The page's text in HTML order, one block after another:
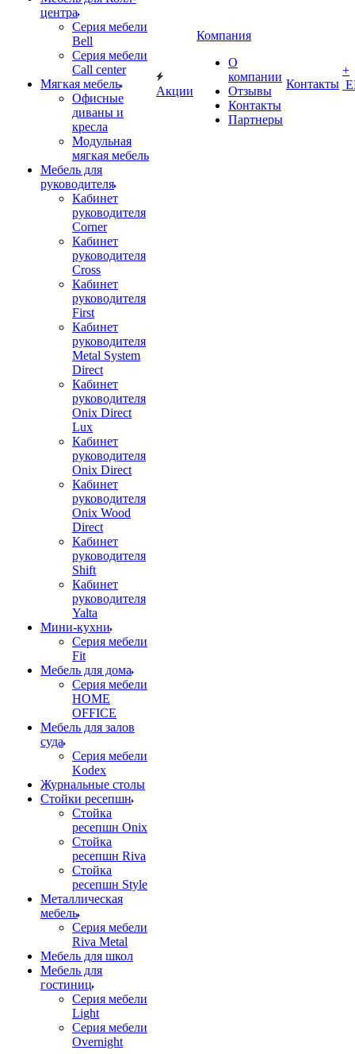
центра
Серия мебели
Bell
Серия мебели
Call center
Мягкая мебель
Офисные
диваны и
кресла
Модульная
мягкая мебель
Мебель для
руководителя
Кабинет
руководителя
Corner
Кабинет
руководителя
Cross
Кабинет
руководителя
First
Кабинет
руководителя
Metal System
Direct
Кабинет
руководителя
Onix Direct
Lux
Кабинет
руководителя
Onix Direct
Кабинет
руководителя
Onix Wood
Direct
Кабинет
руководителя
Shift
Кабинет
руководителя
Yalta
Мини-кухни
Серия мебели
Fit
Мебель для дома
Серия мебели
HOME
OFFICE
Мебель для залов
суда
Серия мебели
Kodex
Журнальные столы
Стойки ресепшн
Стойка
ресепшн Onix
Стойка
ресепшн Riva
Стойка
ресепшн Style
Металлическая
мебель
Серия мебели
Riva Metal
Мебель для школ
Мебель для
гостиниц
Серия мебели
Light
Серия мебели
Overnight
Акции
Компания
О
компании
Отзывы
Контакты
Партнеры
Контакты
+